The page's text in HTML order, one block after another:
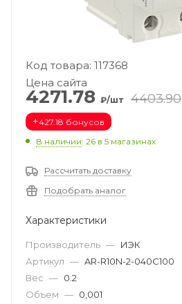
Код товара: 117368
Цена сайта
4271.78 ₽/шт 4403.90
+427.18 бонусов
В наличии: 26 в 5 магазинах
Рассчитать доставку
Подобрать аналог
Характеристики
Производитель — ИЭК
Артикул — AR-R10N-2-040C100
Вес — 0.2
Объем — 0,001